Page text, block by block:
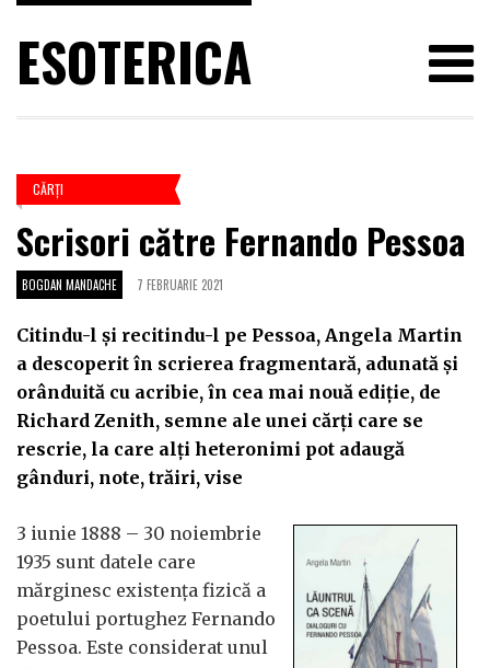
ESOTERICA
CĂRŢI
Scrisori către Fernando Pessoa
BOGDAN MANDACHE 7 FEBRUARIE 2021
Citindu-l și recitindu-l pe Pessoa, Angela Martin
a descoperit în scrierea fragmentară, adunată și
orânduită cu acribie, în cea mai nouă ediție, de
Richard Zenith, semne ale unei cărți care se
rescrie, la care alți heteronimi pot adaugă
gânduri, note, trăiri, vise
3 iunie 1888 – 30 noiembrie
1935 sunt datele care
mărginesc existența fizică a
poetului portughez Fernando
Pessoa. Este considerat unul